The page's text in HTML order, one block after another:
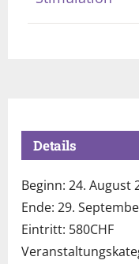
Details
Beginn: 24. August
Ende: 29.
Eintritt: 580CHF